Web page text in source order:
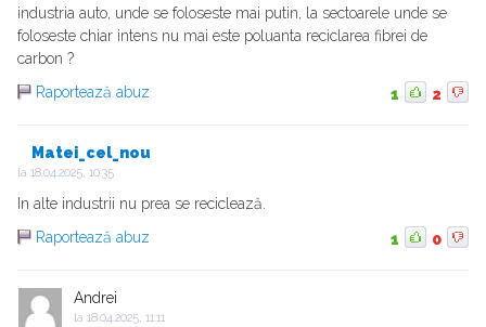
industria auto, unde se foloseste mai putin, la sectoarele unde se
foloseste chiar intens nu mai este poluanta reciclarea fibrei de
carbon ?
Raportează abuz
1 2
Matei_cel_nou
la 18.04.2025, 10:35
In alte industrii nu prea se reciclează.
Raportează abuz
1 0
Andrei
la 18.04.2025, 11:11